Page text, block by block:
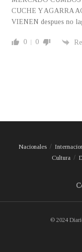
CUCHE Y AGARRA
VIENEN despues no
0 0
Nacionales
Cultura
© 2024